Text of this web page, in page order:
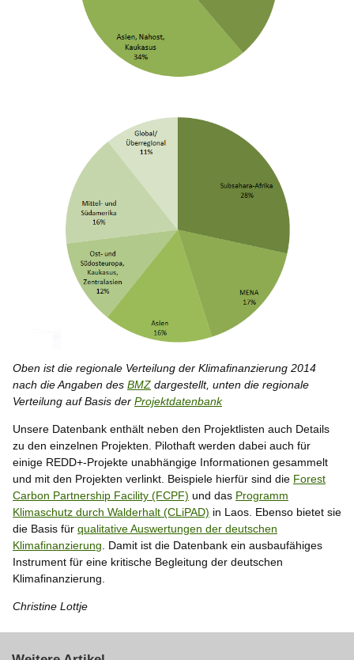
Oben ist die regionale Verteilung der Klimafinanzierung 2014
nach die Angaben des BMZ dargestellt, unten die regionale
Verteilung auf Basis der Projektdatenbank
Unsere Datenbank enthält neben den Projektlisten auch Details
zu den einzelnen Projekten. Pilothaft werden dabei auch für
einige REDD+-Projekte unabhängige Informationen gesammelt
und mit den Projekten verlinkt. Beispiele hierfür sind die Forest
Carbon Partnership Facility (FCPF) und das Programm
Klimaschutz durch Walderhalt (CLiPAD) in Laos. Ebenso bietet sie
die Basis für qualitative Auswertungen der deutschen
Klimafinanzierung . Damit ist die Datenbank ein ausbaufähiges
Instrument für eine kritische Begleitung der deutschen
Klimafinanzierung.
Christine Lottje